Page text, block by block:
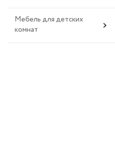
Мебель для детских
комнат